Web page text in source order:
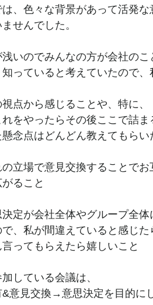
は、色々な背景があって活発な
せんでした。
いのでみんなの方が会社のこ
っていると考えていたので、
視点から感じることや、特に、
をやったらその後ここで詰ま
念点はどんどん教えてもらい
の立場で意見交換することでお
ること
決定が会社全体やグループ全
、私が間違えていると感じた
ってもらえたら嬉しいこと
している会議は、
意見交換→意思決定を目的に